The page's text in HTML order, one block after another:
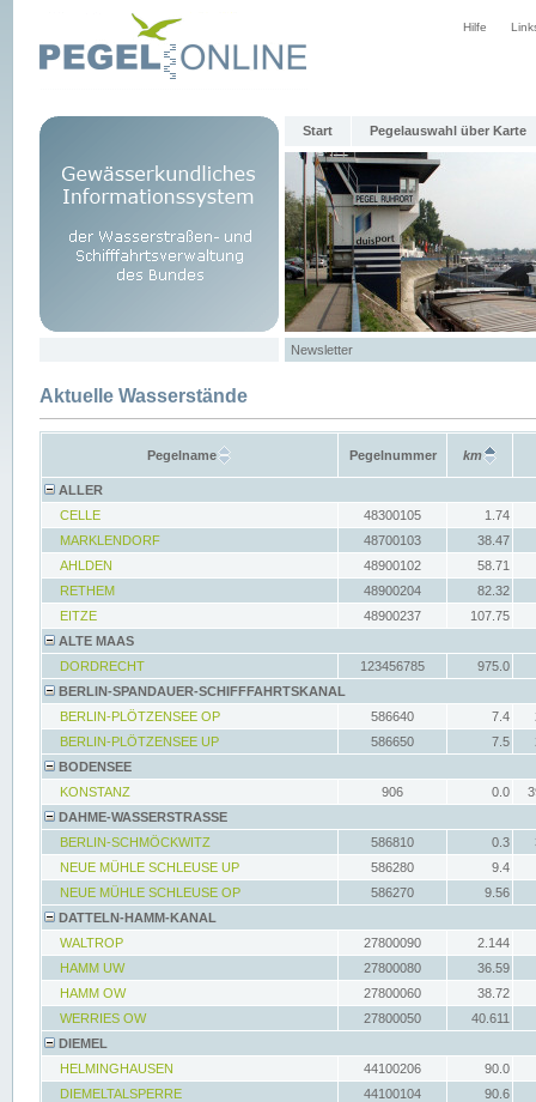
Hilfe
Start Pegelauswahl über Karte
Newsletter
Aktuelle Wasserstände
Pegelname Pegelnummer km
ALLER
CELLE
48300105
1.74
MARKLENDORF
48700103
38.47
AHLDEN
48900102
58.71
RETHEM
48900204
82.32
EITZE
48900237
107.75
ALTE MAAS
DORDRECHT
123456785
975.0
BERLIN-SPANDAUER-SCHIFFFAHRTSKANAL
BERLIN-PLÖTZENSEE OP
586640 7.4
BERLIN-PLÖTZENSEE UP
586650 7.5
BODENSEE
KONSTANZ
906 0.0
DAHME-WASSERSTRASSE
BERLIN-SCHMÖCKWITZ
586810 0.3
NEUE MÜHLE SCHLEUSE UP
586280
9.4
NEUE MÜHLE SCHLEUSE OP
586270
9.56
DATTELN-HAMM-KANAL
WALTROP
27800090
2.144
HAMM UW
27800080
36.59
HAMM OW
27800060
38.72
WERRIES OW
27800050
40.611
DIEMEL
HELMINGHAUSEN
44100206
90.0
DIEMELTALSPERRE
44100104
90.6